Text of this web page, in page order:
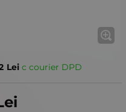
Leiс courier DPD